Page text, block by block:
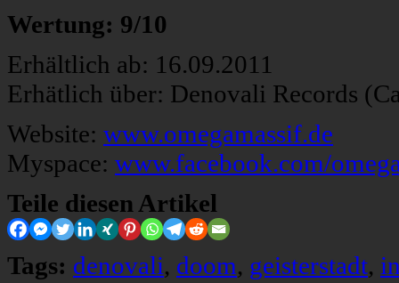
Wertung: 9/10
Erhältlich ab: 16.09.2011
Erhätlich über: Denovali Records
Website: www.omegamassif.de
Myspace: www.facebook.com/
Teile diesen Artikel
Tags: denovali, doom, geisterstadt,